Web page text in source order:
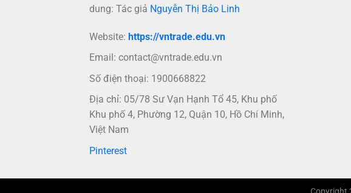
dung: Tác giả Nguyễn Thị Bảo Linh
Website: https://vntrade.edu.vn
Email: contact@vntrade.edu.vn
Số điện thoại: 1900668822
Địa chỉ: 05/78 Sư Vạn Hạnh Tổ 45, Khu phố
Khu phố 4, Phường 12, Quận 10, Hồ Chí Minh,
Việt Nam
Pinterest